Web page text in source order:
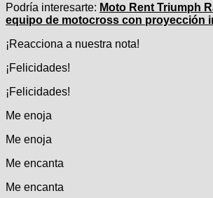
Podría interesarte: Moto Rent Triumph
equipo de motocross con proyección
¡Reacciona a nuestra nota!
¡Felicidades!
¡Felicidades!
Me enoja
Me enoja
Me encanta
Me encanta